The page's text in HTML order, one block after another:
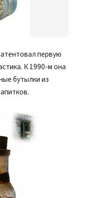
первую
К 1990-м она
бутылки из